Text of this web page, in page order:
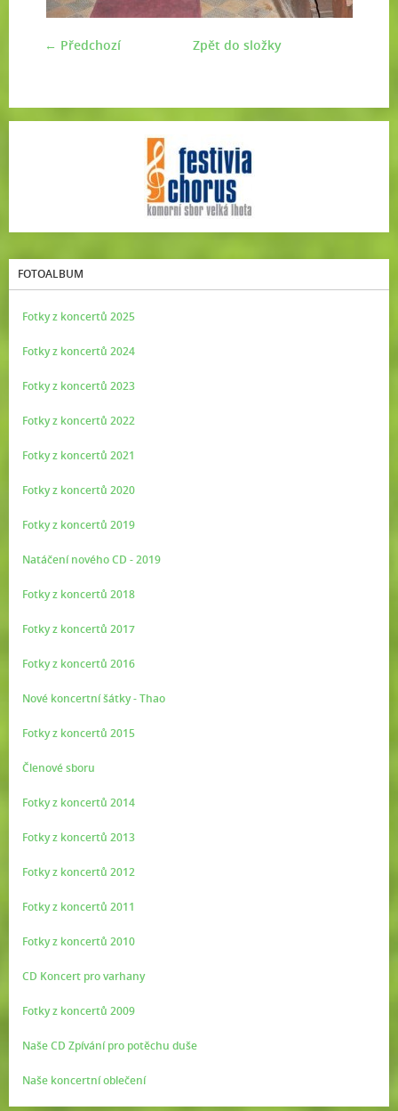
← Předchozí Zpět do složky
FOTOALBUM
Fotky z koncertů 2025
Fotky z koncertů 2024
Fotky z koncertů 2023
Fotky z koncertů 2022
Fotky z koncertů 2021
Fotky z koncertů 2020
Fotky z koncertů 2019
Natáčení nového CD - 2019
Fotky z koncertů 2018
Fotky z koncertů 2017
Fotky z koncertů 2016
Nové koncertní šátky - Thao
Fotky z koncertů 2015
Členové sboru
Fotky z koncertů 2014
Fotky z koncertů 2013
Fotky z koncertů 2012
Fotky z koncertů 2011
Fotky z koncertů 2010
CD Koncert pro varhany
Fotky z koncertů 2009
Naše CD Zpívání pro potěchu duše
Naše koncertní oblečení